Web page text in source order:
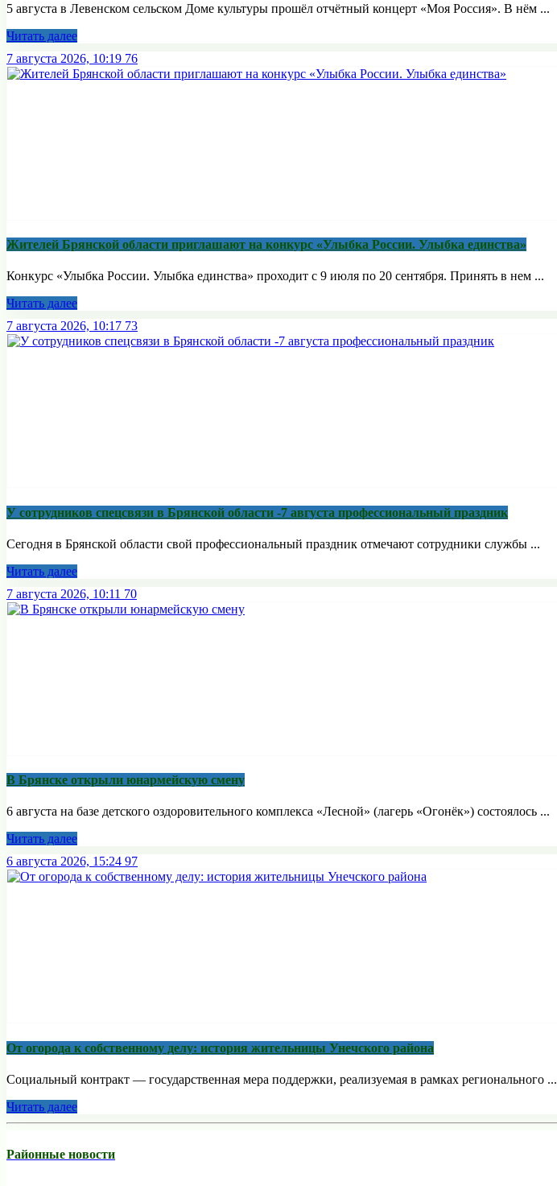
5 августа в Левенском сельском Доме культуры прошёл отчётный концерт «Моя Россия». В нём ...
Читать далее
7 августа 2026, 10:19 76
Жителей Брянской области приглашают на конкурс «Улыбка России. Улыбка единства»
Конкурс «Улыбка России. Улыбка единства» проходит с 9 июля по 20 сентября. Принять в нем ...
Читать далее
7 августа 2026, 10:17 73
У сотрудников спецсвязи в Брянской области -7 августа профессиональный праздник
Сегодня в Брянской области свой профессиональный праздник отмечают сотрудники службы ...
Читать далее
7 августа 2026, 10:11 70
В Брянске открыли юнармейскую смену
6 августа на базе детского оздоровительного комплекса «Лесной» (лагерь «Огонёк») состоялось ...
Читать далее
6 августа 2026, 15:24 97
От огорода к собственному делу: история жительницы Унечского района
Социальный контракт — государственная мера поддержки, реализуемая в рамках регионального ...
Читать далее
Районные новости